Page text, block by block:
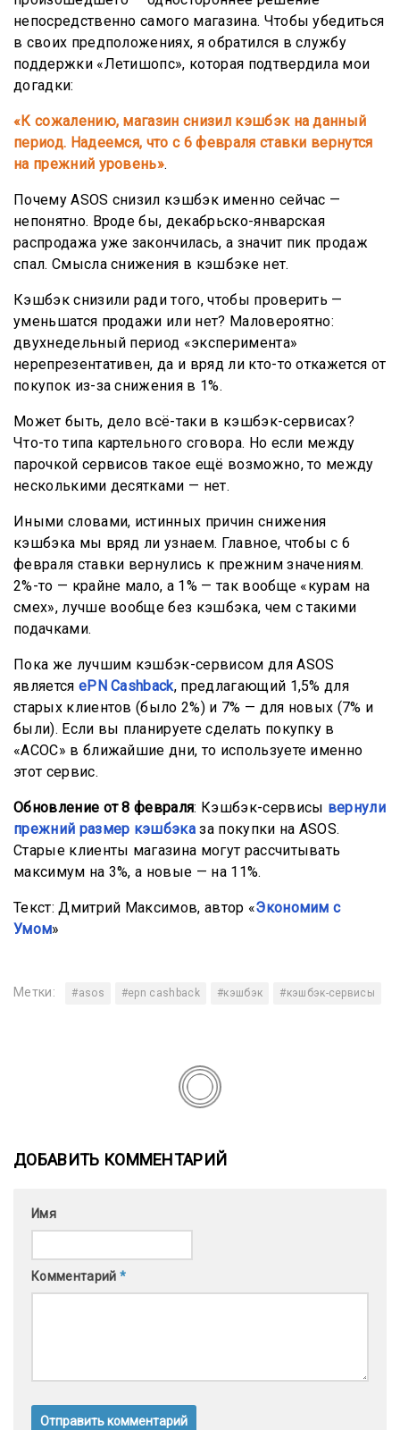
непосредственно самого магазина. Чтобы убедиться
в своих предположениях, я обратился в службу
поддержки «Летишопс», которая подтвердила мои
догадки:
«К сожалению, магазин снизил кэшбэк на данный
период. Надеемся, что с 6 февраля ставки вернутся
на прежний уровень».
Почему ASOS снизил кэшбэк именно сейчас —
непонятно. Вроде бы, декабрьско-январская
распродажа уже закончилась, а значит пик продаж
спал. Смысла снижения в кэшбэке нет.
Кэшбэк снизили ради того, чтобы проверить —
уменьшатся продажи или нет? Маловероятно:
двухнедельный период «эксперимента»
нерепрезентативен, да и вряд ли кто-то откажется от
покупок из-за снижения в 1%.
Может быть, дело всё-таки в кэшбэк-сервисах?
Что-то типа картельного сговора. Но если между
парочкой сервисов такое ещё возможно, то между
несколькими десятками — нет.
Иными словами, истинных причин снижения
кэшбэка мы вряд ли узнаем. Главное, чтобы с 6
февраля ставки вернулись к прежним значениям.
2%-то — крайне мало, а 1% — так вообще «курам на
смех», лучше вообще без кэшбэка, чем с такими
подачками.
Пока же лучшим кэшбэк-сервисом для ASOS
является ePN Cashback, предлагающий 1,5% для
старых клиентов (было 2%) и 7% — для новых (7% и
были). Если вы планируете сделать покупку в
«АСОС» в ближайшие дни, то используете именно
этот сервис.
Обновление от 8 февраля: Кэшбэк-сервисы вернули
прежний размер кэшбэка за покупки на ASOS.
Старые клиенты магазина могут рассчитывать
максимум на 3%, а новые — на 11%.
Текст: Дмитрий Максимов, автор «Экономим с
Умом»
Метки: #asos #epn cashback #кэшбэк #кэшбэк-сервисы
ДОБАВИТЬ КОММЕНТАРИЙ
Комментарий *
Имя